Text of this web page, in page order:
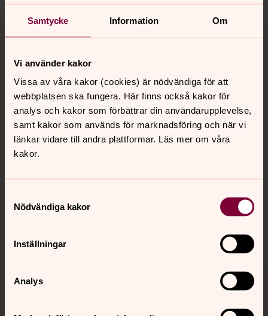
Samtycke Information Om
Vi använder kakor
Vissa av våra kakor (cookies) är nödvändiga för att
webbplatsen ska fungera. Här finns också kakor för
analys och kakor som förbättrar din användarupplevelse,
samt kakor som används för marknadsföring och när vi
länkar vidare till andra plattformar. Läs mer om våra
kakor.
Nödvändiga kakor
Inställningar
Analys
Tillbaka till toppen
Tillbaka till innehållet
Kontakt
Kalender
Hitta snabbt
Sociala kanaler